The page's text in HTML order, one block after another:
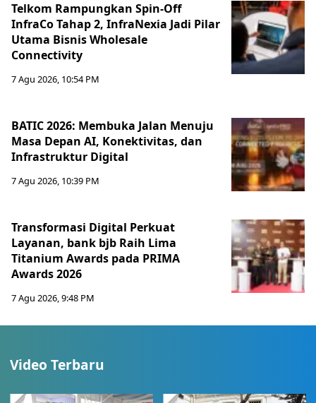
Telkom Rampungkan Spin-Off
InfraCo Tahap 2, InfraNexia Jadi Pilar
Utama Bisnis Wholesale
Connectivity
7 Agu 2026, 10:54 PM
BATIC 2026: Membuka Jalan Menuju
Masa Depan AI, Konektivitas, dan
Infrastruktur Digital
7 Agu 2026, 10:39 PM
Transformasi Digital Perkuat
Layanan, bank bjb Raih Lima
Titanium Awards pada PRIMA
Awards 2026
7 Agu 2026, 9:48 PM
Video Terbaru